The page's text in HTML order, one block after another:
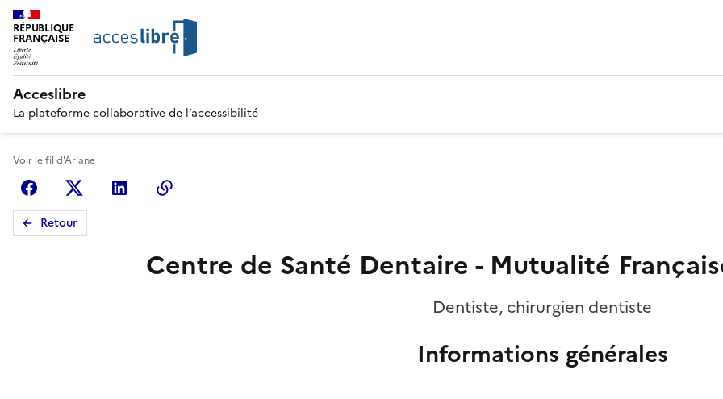
RÉPUBLIQUE
FRANÇAISE
Acceslibre
La plateforme collaborative de l’accessibilité
Voir le fil d'Ariane
FacebookX (anciennement Twitter)
Linkedin
Retour
Centre de Santé Dentaire - Mutualité
Dentiste, chirurgien dentiste
Informations générales